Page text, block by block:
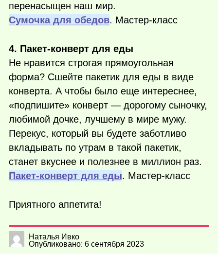
перенасыщен наш мир.
Сумочка для обедов. Мастер-класс
4. Пакет-конверт для еды
Не нравится строгая прямоугольная
форма? Сшейте пакетик для еды в виде
конверта. А чтобы было еще интереснее,
«подпишите» конверт — дорогому сыночку,
любимой дочке, лучшему в мире мужу.
Перекус, который вы будете заботливо
вкладывать по утрам в такой пакетик,
станет вкуснее и полезнее в миллион раз.
Пакет-конверт для еды. Мастер-класс
Приятного аппетита!
Наталья Ивко
Опубликовано: 6 сентября 2023